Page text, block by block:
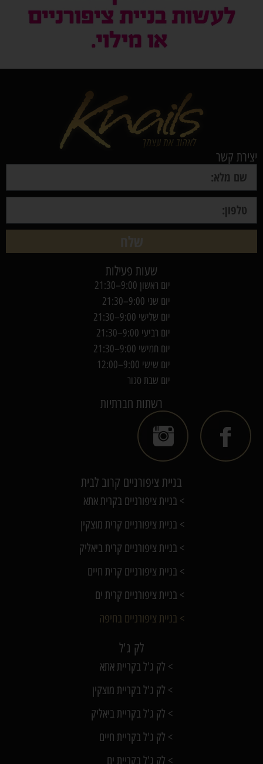
שעות פעילות
יום ראשון 9:00–21:30
יום שני 9:00–21:30
יום שלישי 9:00–21:30
יום רביעי 9:00–21:30
יום חמישי 9:00–21:30
יום שישי 9:00–12:00
יום שבת סגור
רשתות חברתיות
בניית ציפורניים קרוב לבית
> בניית ציפורניים בקרית אתא
> בניית ציפורניים קרית מוצקין
> בניית ציפורניים קרית ביאליק
> בניית ציפורניים קרית חיים
> בניית ציפורניים קרית ים
> בניית ציפורניים בחיפה
לק ג'ל
> לק ג'ל בקריית אתא
> לק ג'ל בקריית מוצקין
> לק ג'ל בקריית ביאליק
> לק ג'ל בקריית חיים
> לק ג'ל בקריית ים
יצירת קשר